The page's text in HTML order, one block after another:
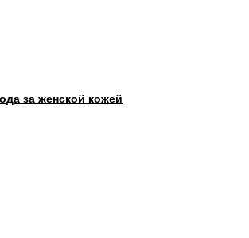
за женской кожей